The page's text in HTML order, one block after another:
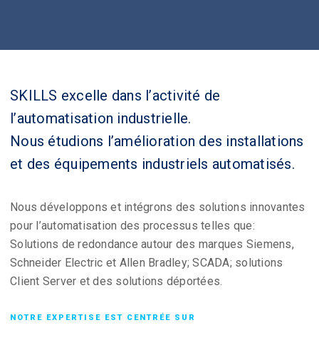
SKILLS excelle dans l’activité de
l’automatisation industrielle.
Nous étudions l’amélioration des installations
et des équipements industriels automatisés.
Nous développons et intégrons des solutions innovantes
pour l’automatisation des processus telles que:
Solutions de redondance autour des marques Siemens,
Schneider Electric et Allen Bradley; SCADA; solutions
Client Server et des solutions déportées.
NOTRE EXPERTISE EST CENTRÉE SUR